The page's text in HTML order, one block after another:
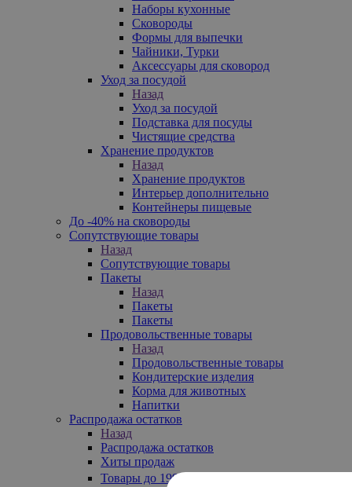
Наборы кухонные
Сковороды
Формы для выпечки
Чайники, Турки
Аксессуары для сковород
Уход за посудой
Назад
Уход за посудой
Подставка для посуды
Чистящие средства
Хранение продуктов
Назад
Хранение продуктов
Интерьер дополнительно
Контейнеры пищевые
До -40% на сковороды
Сопутствующие товары
Назад
Сопутствующие товары
Пакеты
Назад
Пакеты
Пакеты
Продовольственные товары
Назад
Продовольственные товары
Кондитерские изделия
Корма для животных
Напитки
Распродажа остатков
Назад
Распродажа остатков
Хиты продаж
Товары до 199₽